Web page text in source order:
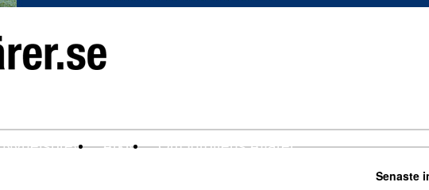
Nyhetsbrev Arkiv Om Idrottens Affärer
Senaste